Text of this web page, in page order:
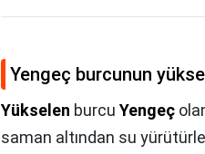
Yengeç burcunun
Yükselen burcu Yengeç
saman altından su